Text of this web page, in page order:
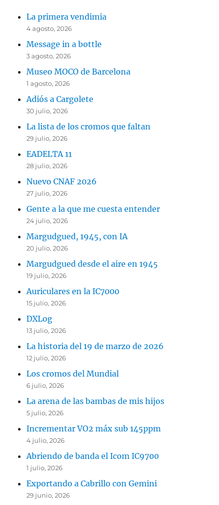
La primera vendimia
4 agosto, 2026
Message in a bottle
3 agosto, 2026
Museo MOCO de Barcelona
1 agosto, 2026
Adiós a Cargolete
30 julio, 2026
La lista de los cromos que faltan
29 julio, 2026
EADELTA 11
28 julio, 2026
Nuevo CNAF 2026
27 julio, 2026
Gente a la que me cuesta entender
24 julio, 2026
Margudgued, 1945, con IA
20 julio, 2026
Margudgued desde el aire en 1945
19 julio, 2026
Auriculares en la IC7000
15 julio, 2026
DXLog
13 julio, 2026
La historia del 19 de marzo de 2026
12 julio, 2026
Los cromos del Mundial
6 julio, 2026
La arena de las bambas de mis hijos
5 julio, 2026
Incrementar VO2 máx sub 145ppm
4 julio, 2026
Abriendo de banda el Icom IC9700
1 julio, 2026
Exportando a Cabrillo con Gemini
29 junio, 2026